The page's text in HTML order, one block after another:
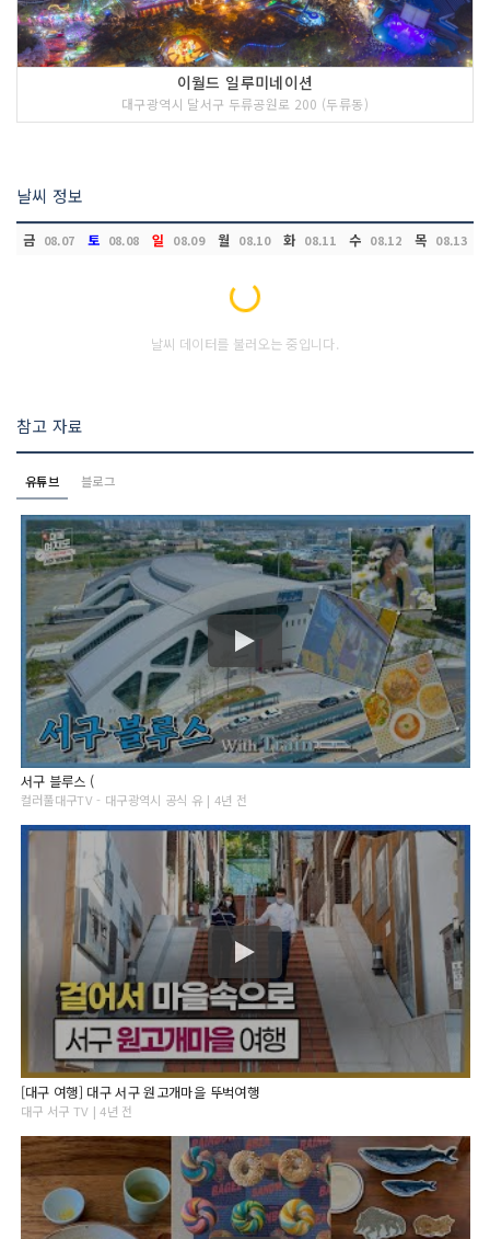
이월드 일루미네이션
대구광역시 달서구 두류공원로 200 (두류동)
날씨 정보
금 08.07 토 08.08 일 08.09 월 08.10 화 08.11 수 08.12 목 08.13
Loading...
날씨 데이터를 불러오는 중입니다.
참고 자료
유튜브 블로그
서구 블루스 (
컬러풀대구TV - 대구광역시 공식 유 | 4년 전
[대구 여행] 대구 서구 원고개마을 뚜벅여행
대구 서구 TV | 4년 전